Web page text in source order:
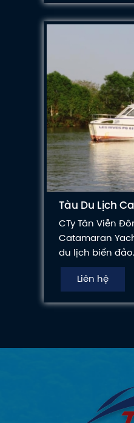
Tàu Du Lịch
CTy Tân Viễn
Catamaran
du lịch biển
có những trải
biển vào dịp
Liên hệ